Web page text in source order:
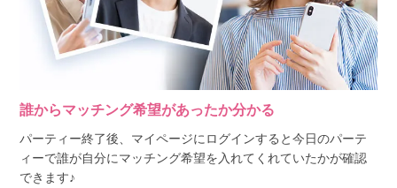
誰からマッチング希望があったか分かる
パーティー終了後、マイページにログインすると今日のパーテ
ィーで誰が自分にマッチング希望を入れてくれていたかが確認
できます♪